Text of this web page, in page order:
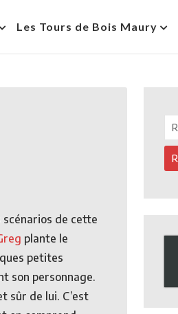
Les Tours de Bois Maury
scénarios de cette
plante le
petites
son personnage.
sûr de lui. C’est